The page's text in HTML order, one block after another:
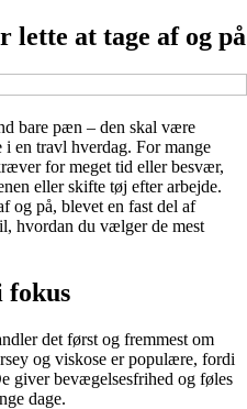
lette at tage af og på
bare pæn – den skal være
en travl hverdag. For mange
for meget tid eller besvær,
eller skifte tøj efter arbejde.
og på, blevet en fast del af
hvordan du vælger de mest
fokus
det først og fremmest om
og viskose er populære, fordi
giver bevægelsesfrihed og føles
dage.